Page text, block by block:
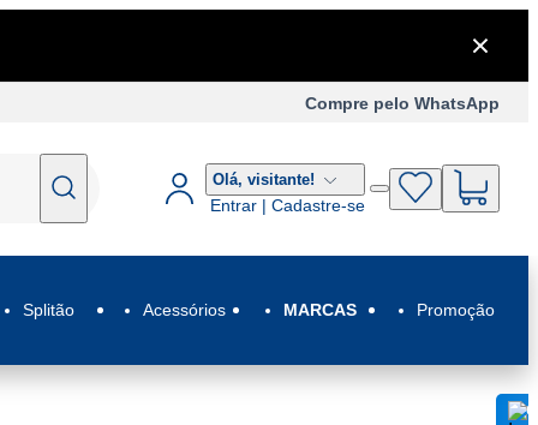
Compre pelo WhatsApp
Olá, visitante!
Entrar | Cadastre-se
Splitão Acessórios MARCAS Promoção